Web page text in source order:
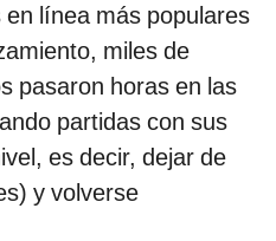
línea más populares
miles de
pasaron horas en las
partidas con sus
es decir, dejar de
y volverse